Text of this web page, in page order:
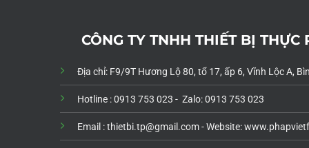
CÔNG TY TNHH THIẾT BỊ
Địa chỉ: F9/9T Hương Lộ 80, tổ 17, ấp 6, Vĩnh Lộc A,
Hotline : 0913 753 023 - Zalo: 0913 753 023
Email : thietbi.tp@gmail.com -Website: